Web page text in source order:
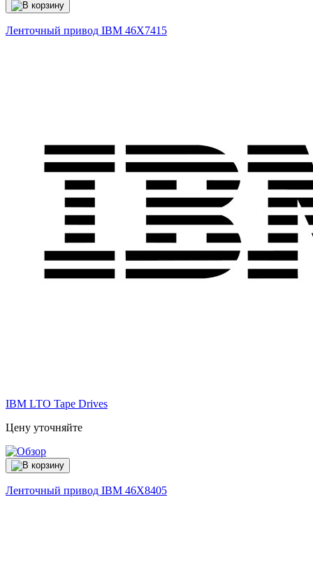
Ленточный привод IBM 46X7415
IBM LTO Tape Drives
Цену уточняйте
Ленточный привод IBM 46X8405